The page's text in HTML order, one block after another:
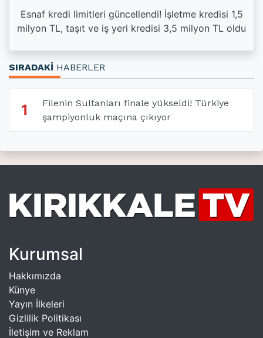
Esnaf kredi limitleri güncellendi! İşletme kredisi 1,5
milyon TL, taşıt ve iş yeri kredisi 3,5 milyon TL oldu
SIRADAKİ HABERLER
1
Filenin Sultanları finale yükseldi! Türkiye
şampiyonluk maçına çıkıyor
Kurumsal
Hakkımızda
Künye
Yayın İlkeleri
Gizlilik Politikası
İletişim ve Reklam